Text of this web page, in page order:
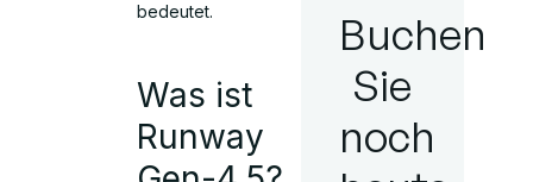
bedeutet.
Was ist
Runway
Buchen
Sie
noch